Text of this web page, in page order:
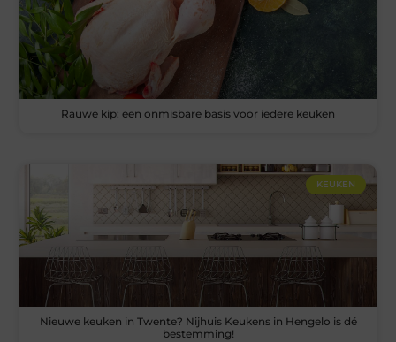
Rauwe kip: een onmisbare basis voor iedere keuken
KEUKEN
Nieuwe keuken in Twente? Nijhuis Keukens in Hengelo is dé
bestemming!